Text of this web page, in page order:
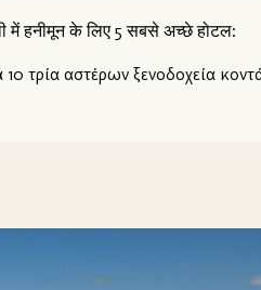
में हनीमून के लिए 5 सबसे अच्छे होटल:
τρία αστέρων ξενοδοχεία